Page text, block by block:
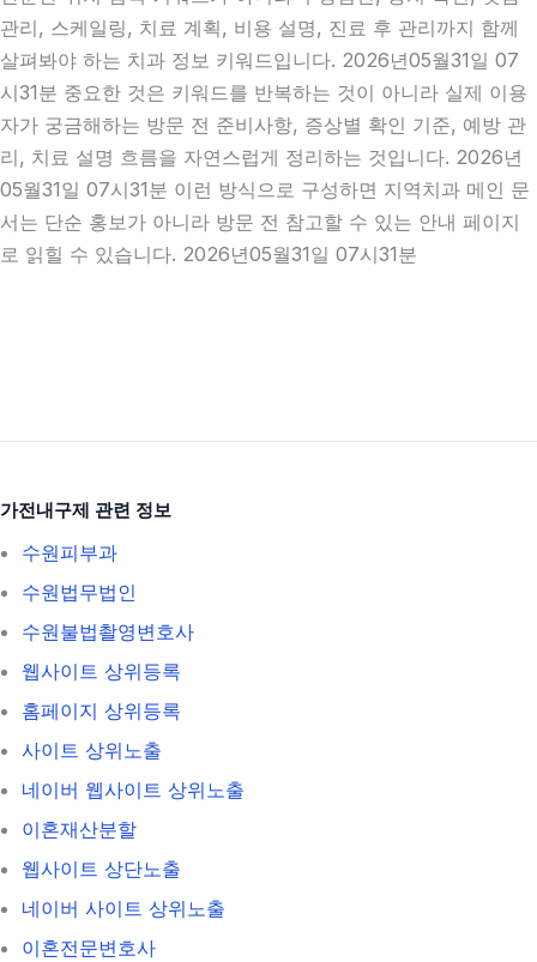
관리, 스케일링, 치료 계획, 비용 설명, 진료 후 관리까지 함께
살펴봐야 하는 치과 정보 키워드입니다. 2026년05월31일 07
시31분 중요한 것은 키워드를 반복하는 것이 아니라 실제 이용
자가 궁금해하는 방문 전 준비사항, 증상별 확인 기준, 예방 관
리, 치료 설명 흐름을 자연스럽게 정리하는 것입니다. 2026년
05월31일 07시31분 이런 방식으로 구성하면 지역치과 메인 문
서는 단순 홍보가 아니라 방문 전 참고할 수 있는 안내 페이지
로 읽힐 수 있습니다. 2026년05월31일 07시31분
가전내구제 관련 정보
수원피부과
수원법무법인
수원불법촬영변호사
웹사이트 상위등록
홈페이지 상위등록
사이트 상위노출
네이버 웹사이트 상위노출
이혼재산분할
웹사이트 상단노출
네이버 사이트 상위노출
이혼전문변호사